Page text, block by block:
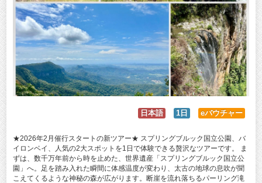
日本語 1日 eバウチャー
★2026年2月催行スタートの新ツアー★ スプリングブルック国立公園、バ
イロンベイ、人気の2大スポットを1日で体験できる贅沢なツアーです。 ま
ずは、数千万年前から時を止めた、世界遺産「スプリングブルック国立公
園」へ。足を踏み入れた瞬間に体感温度が変わり、太古の地球の息吹が聞
こえてくるような神秘の森が広がります。断崖を流れ落ちるパーリング滝